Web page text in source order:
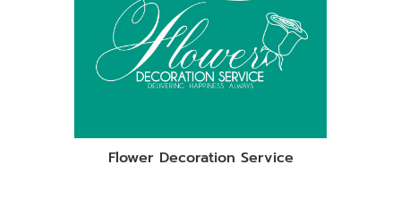
Flower Decoration Service